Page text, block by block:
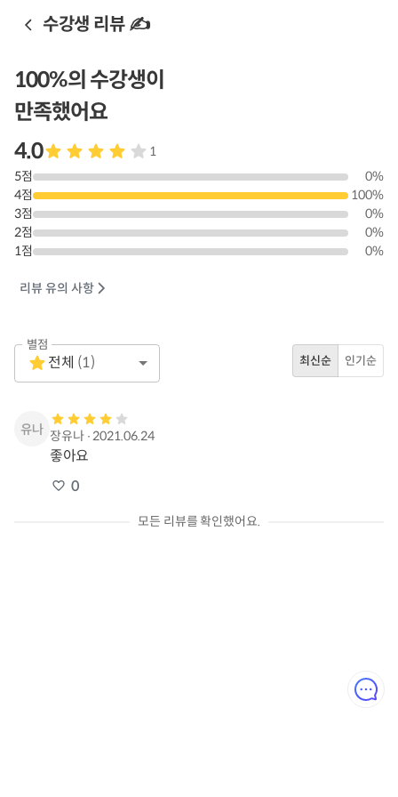
수강생 리뷰 ✍️
100%의 수강생이
만족했어요
4.0
1
5점 0%
4점 100%
3점 0%
2점 0%
1점 0%
리뷰 유의 사항
별점
1 Star
Empty
전체 (1) 최신순 인기순
장유나∙2021.06.24
좋아요
0
모든 리뷰를 확인했어요.